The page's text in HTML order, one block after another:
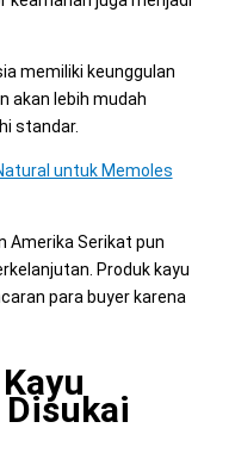
memiliki keunggulan
akan lebih mudah
standar.
untuk Memoles
Amerika Serikat pun
Produk kayu
para buyer karena
Disukai